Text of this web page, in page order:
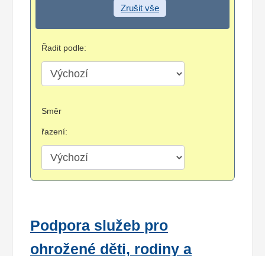
Zrušit vše
Řadit podle:
Směr
řazení:
Podpora služeb pro
ohrožené děti, rodiny a